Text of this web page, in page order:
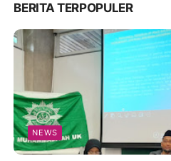
BERITA TERPOPULER
NEWS